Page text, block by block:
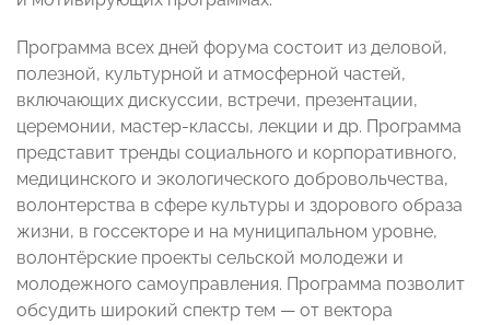
Программа всех дней форума состоит из деловой,
полезной, культурной и атмосферной частей,
включающих дискуссии, встречи, презентации,
церемонии, мастер-классы, лекции и др. Программа
представит тренды социального и корпоративного,
медицинского и экологического добровольчества,
волонтерства в сфере культуры и здорового образа
жизни, в госсекторе и на муниципальном уровне,
волонтёрские проекты сельской молодежи и
молодежного самоуправления. Программа позволит
обсудить широкий спектр тем — от вектора